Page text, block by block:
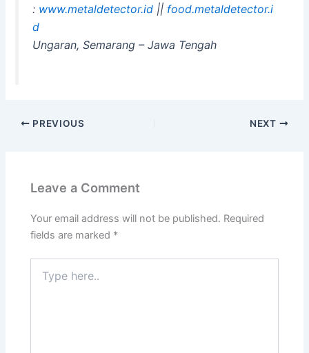
: www.metaldetector.id || food.metaldetector.i
d
Ungaran, Semarang – Jawa Tengah
PREVIOUS NEXT
Leave a Comment
Your email address will not be published. Required
fields are marked *
here..